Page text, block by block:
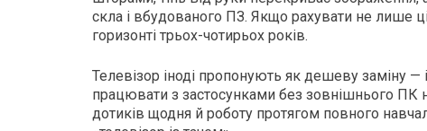
скла і вбудованого ПЗ. Якщо рахувати не лише
горизонті трьох-чотирьох років.
Телевізор іноді пропонують як дешеву заміну —
працювати з застосунками без зовнішнього ПК
дотиків щодня й роботу протягом повного